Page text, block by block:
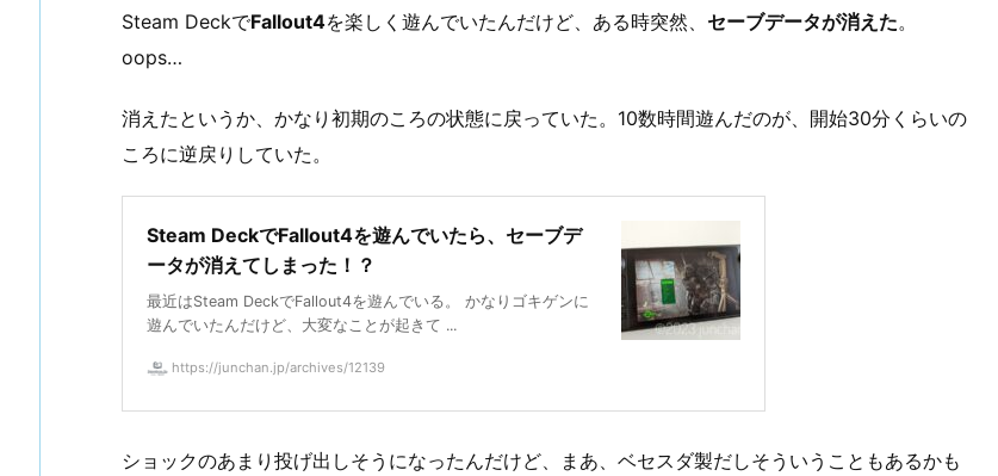
Steam DeckでFallout4を楽しく遊んでいたんだけど、ある時突然、 セーブデータが消えた。
oops…
消えたというか、かなり初期のころの状態に戻っていた。10数時間遊んだのが、開始30分くらいの
ころに逆戻りしていた。
Steam DeckでFallout4を遊んでいたら、セーブデ
ータが消えてしまった！？
最近はSteam DeckでFallout4を遊んでいる。 かなりゴキゲンに
遊んでいたんだけど、大変なことが起きて ...
https://junchan.jp/archives/12139
ショックのあまり投げ出しそうになったんだけど、まあ、ベセスダ製だしそういうこともあるかも